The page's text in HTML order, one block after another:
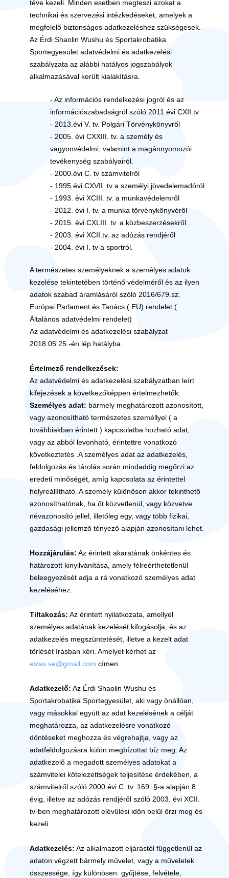
téve kezeli. Minden esetben megteszi azokat a
technikai és szervezési intézkedéseket, amelyek a
megfelelő biztonságos adatkezeléshez szükségesek.
Az Érdi Shaolin Wushu és Sportakrobatika
Sportegyesület adatvédelmi és adatkezelési
szabályzata az alábbi hatályos jogszabályok
alkalmazásával került kialakításra.
- Az információs rendelkezési jogról és az
információszabadságról szóló 2011.évi CXII.tv
- 2013.évi V. tv. Polgári Törvénykönyvről
- 2005. évi CXXIII. tv. a személy és
vagyonvédelmi, valamint a magánnyomozói
tevékenység szabályairól.
- 2000.évi C. tv számvitelről
- 1995.évi CXVII. tv a személyi jövedelemadóról
- 1993. évi XCIII. tv. a munkavédelemről
- 2012. évi I. tv. a munka törvénykönyvéről
- 2015. évi CXLIII. tv. a közbeszerzésekről
- 2003. évi XCII.tv. az adózás rendjéről
- 2004. évi I. tv a sportról.
A természetes személyeknek a személyes adatok
kezelése tekintetében történő védelméről és az ilyen
adatok szabad áramlásáról szóló 2016/679.sz.
Európai Parlament és Tanács ( EU) rendelet.(
Általános adatvédelmi rendelet)
Az adatvédelmi és adatkezelési szabályzat
2018.05.25.-én lép hatályba.
Értelmező rendelkezések:
Az adatvédelmi és adatkezelési szabályzatban leírt
kifejezések a következőképpen értelmezhetők:
Személyes adat: bármely meghatározott azonosított,
vagy azonosítható természetes személlyel ( a
továbbiakban érintett ) kapcsolatba hozható adat,
vagy az abból levonható, érintettre vonatkozó
következtetés .A személyes adat az adatkezelés,
feldolgozás és tárolás során mindaddig megőrzi az
eredeti minőségét, amíg kapcsolata az érintettel
helyreállítható. A személy különösen akkor tekinthető
azonosíthatónak, ha őt közvetlenül, vagy közvetve
névazonosító jellel, illetőleg egy, vagy több fizikai,
gazdasági jellemző tényező alapján azonosítani lehet.
Hozzájárulás: Az érintett akaratának önkéntes és
határozott kinyilvánítása, amely félreérthetetlenül
beleegyezését adja a rá vonatkozó személyes adat
kezeléséhez.
Tiltakozás: Az érintett nyilatkozata, amellyel
személyes adatának kezelését kifogásolja, és az
adatkezelés megszüntetését, illetve a kezelt adat
törlését írásban kéri. Amelyet kérhet az
esws.se@gmail.com címen.
Adatkezelő: Az Érdi Shaolin Wushu és
Sportakrobatika Sportegyesület, aki vagy önállóan,
vagy másokkal együtt az adat kezelésének a célját
meghatározza, az adatkezelésre vonatkozó
döntéseket meghozza és végrehajtja, vagy az
adatfeldolgozásra külön megbízottat bíz meg. Az
adatkezelő a megadott személyes adatokat a
számvitelei kötelezettségek teljesítése érdekében, a
számvitelről szóló 2000.évi C. tv. 169. §-a alapján 8
évig, illetve az adózás rendjéről szóló 2003. évi XCII.
tv-ben meghatározott elévülési időn belül őrzi meg és
kezeli.
Adatkezelés: Az alkalmazott eljárástól függetlenül az
adaton végzett bármely művelet, vagy a műveletek
összessége, így különösen: gyűjtése, felvétele,